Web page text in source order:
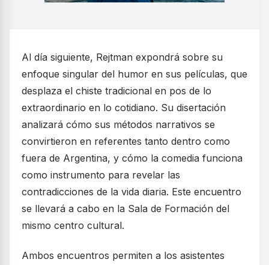
Al día siguiente, Rejtman expondrá sobre su
enfoque singular del humor en sus películas, que
desplaza el chiste tradicional en pos de lo
extraordinario en lo cotidiano. Su disertación
analizará cómo sus métodos narrativos se
convirtieron en referentes tanto dentro como
fuera de Argentina, y cómo la comedia funciona
como instrumento para revelar las
contradicciones de la vida diaria. Este encuentro
se llevará a cabo en la Sala de Formación del
mismo centro cultural.
Ambos encuentros permiten a los asistentes